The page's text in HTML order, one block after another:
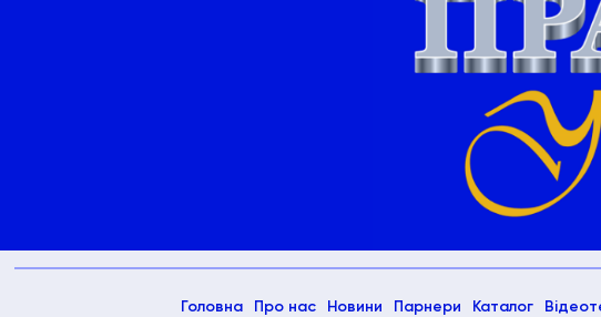
Головна(current)
Про нас Новини Парнери Каталог